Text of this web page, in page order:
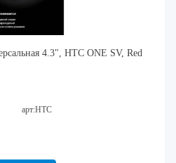
4.3", HTC ONE SV, Red
арт:HTC